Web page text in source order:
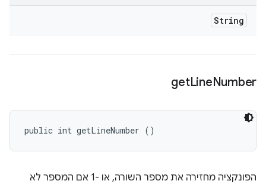
String
getLineNumber
public int getLineNumber ()
הפונקציה מחזירה את מספר השורה, או -1 אם המספר לא